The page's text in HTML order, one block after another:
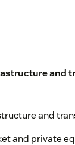
and
and
and private